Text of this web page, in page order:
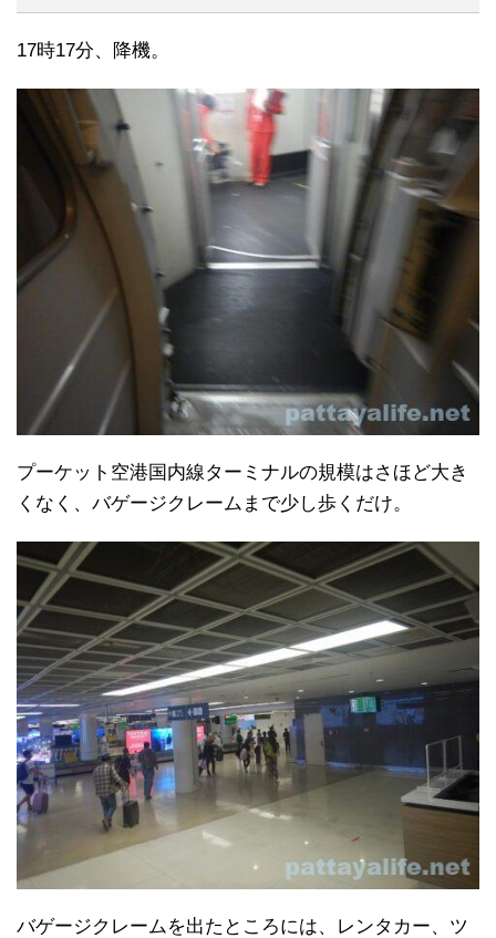
17時17分、降機。
プーケット空港国内線ターミナルの規模はさほど大き
くなく、バゲージクレームまで少し歩くだけ。
バゲージクレームを出たところには、レンタカー、ツ